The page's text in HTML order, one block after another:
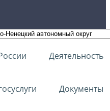
Деятельность
Документы